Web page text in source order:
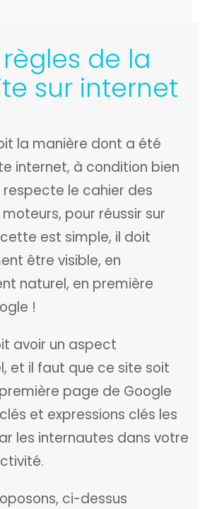
règles de la
sur internet
la manière dont a été
internet, à condition bien
respecte le cahier des
pour réussir sur
est simple, il doit
être visible, en
naturel, en première
!
avoir un aspect
et il faut que ce site soit
page de Google
et expressions clés les
les internautes dans votre
ci-dessus